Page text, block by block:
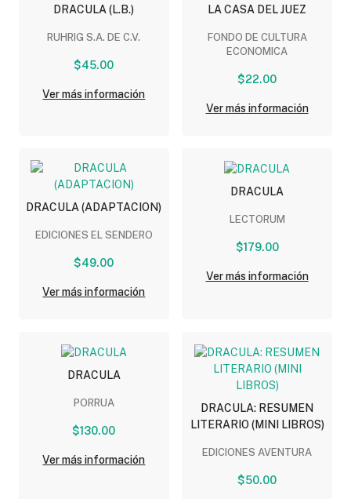
DRACULA (L.B.)
RUHRIG S.A. DE C.V.
$45.00
Ver más información
LA CASA DEL JUEZ
FONDO DE CULTURA
ECONOMICA
$22.00
Ver más información
DRACULA (ADAPTACION)
EDICIONES EL SENDERO
$49.00
Ver más información
DRACULA
LECTORUM
$179.00
Ver más información
DRACULA
PORRUA
$130.00
Ver más información
DRACULA: RESUMEN
LITERARIO (MINI LIBROS)
EDICIONES AVENTURA
$50.00